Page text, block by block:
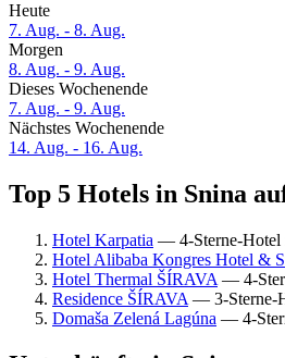
Heute
7. Aug. - 8. Aug.
Morgen
8. Aug. - 9. Aug.
Dieses Wochenende
7. Aug. - 9. Aug.
Nächstes Wochenende
14. Aug. - 16. Aug.
Top 5 Hotels in Snina
Hotel Karpatia — 4-Sterne-Hotel
Hotel Alibaba Kongres Hotel &
Hotel Thermal ŠÍRAVA — 4-
Residence ŠÍRAVA — 3-Sterne-
Domaša Zelená Lagúna — 4-